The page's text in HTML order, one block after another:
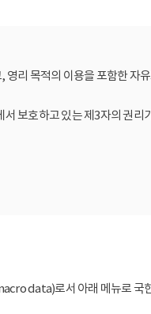
리 목적의 이용을 포함한 자
보호하고 있는 제3자의 권리
data)로서 아래 메뉴로 국